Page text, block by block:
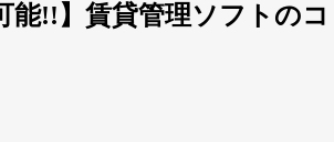
能!!】賃貸管理ソフトのコ